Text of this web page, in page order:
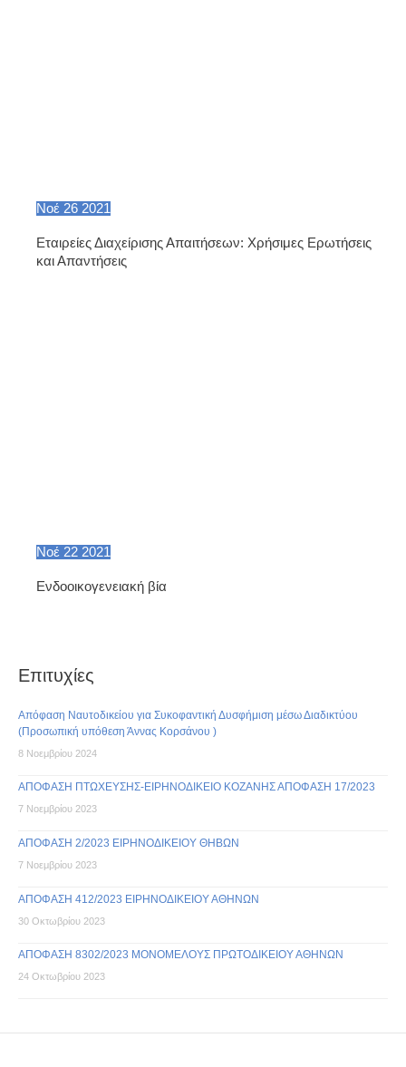
Νοέ 26 2021
Εταιρείες Διαχείρισης Απαιτήσεων: Χρήσιμες Ερωτήσεις
και Απαντήσεις
Νοέ 22 2021
Ενδοοικογενειακή βία
Επιτυχίες
Απόφαση Ναυτοδικείου για Συκοφαντική Δυσφήμιση μέσω Διαδικτύου
(Προσωπική υπόθεση Άννας Κορσάνου )
8 Νοεμβρίου 2024
ΑΠΟΦΑΣΗ ΠΤΩΧΕΥΣΗΣ-ΕΙΡΗΝΟΔΙΚΕΙΟ ΚΟΖΑΝΗΣ ΑΠΟΦΑΣΗ 17/2023
7 Νοεμβρίου 2023
ΑΠΟΦΑΣΗ 2/2023 ΕΙΡΗΝΟΔΙΚΕΙΟΥ ΘΗΒΩΝ
7 Νοεμβρίου 2023
ΑΠΟΦΑΣΗ 412/2023 ΕΙΡΗΝΟΔΙΚΕΙΟΥ ΑΘΗΝΩΝ
30 Οκτωβρίου 2023
ΑΠΟΦΑΣΗ 8302/2023 ΜΟΝΟΜΕΛΟΥΣ ΠΡΩΤΟΔΙΚΕΙΟΥ ΑΘΗΝΩΝ
24 Οκτωβρίου 2023